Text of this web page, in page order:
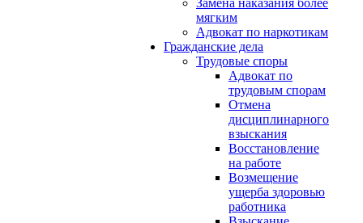
Замена наказания более
мягким
Адвокат по наркотикам
Гражданские дела
Трудовые споры
Адвокат по
трудовым спорам
Отмена
дисциплинарного
взыскания
Восстановление
на работе
Возмещение
ущерба здоровью
работника